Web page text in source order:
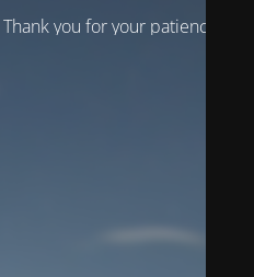
you for your patience!